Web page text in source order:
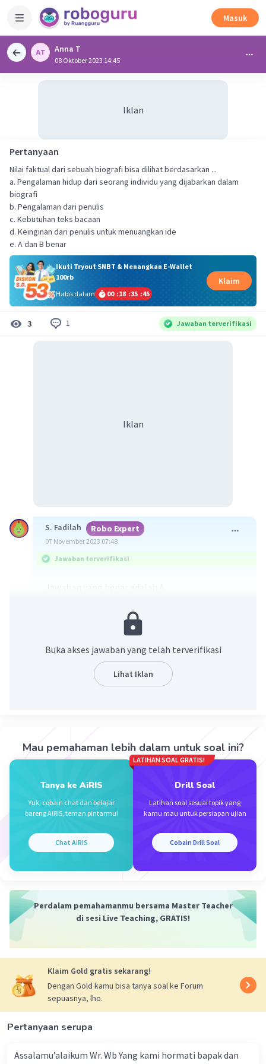
Masuk
Anna T
08 Oktober 2023 14:45
Iklan
Pertanyaan
Nilai faktual dari sebuah biografi bisa dilihat berdasarkan ...
a. Pengalaman hidup dari seorang individu yang dijabarkan dalam
biografi
b. Pengalaman dari penulis
c. Kebutuhan teks bacaan
d. Keinginan dari penulis untuk menuangkan ide
e. A dan B benar
Ikuti Tryout SNBT & Menangkan E-Wallet
100rb
Habis dalam
00 :18 :35 :44
Klaim
3 1 Jawaban terverifikasi
Iklan
S. Fadilah Robo Expert
07 November 2023 07:48
Jawaban terverifikasi
Dalam Kamus Besar Bahasa Indonesia (KBBI),
biografi merupakan riwayat hidup seseorang
yang ditulis oleh orang lain. Teks biografi
merupakan tulisan yang berisi ulasan mengenai
riwayat hidup seseorang. Hal yang diulas pada
teks biografi ialah keistimewaan seorang tokoh
Jadi, jawaban yang benar adalah A.
Beri Rating·5.0
Buka akses jawaban yang telah terverifikasi
Lihat Iklan
Mau pemahaman lebih dalam untuk soal ini?
Tanya ke AiRIS
Yuk, cobain chat dan belajar
bareng AiRIS, teman pintarmu!
Chat AiRIS
LATIHAN SOAL GRATIS!
Drill Soal
Latihan soal sesuai topik yang
kamu mau untuk persiapan ujian
Cobain Drill Soal
Perdalam pemahamanmu bersama Master Teacher
di sesi Live Teaching, GRATIS!
Klaim Gold gratis sekarang!
Dengan Gold kamu bisa tanya soal ke Forum
sepuasnya, lho.
Pertanyaan serupa
Assalamu’alaikum Wr. Wb Yang kami hormati bapak dan